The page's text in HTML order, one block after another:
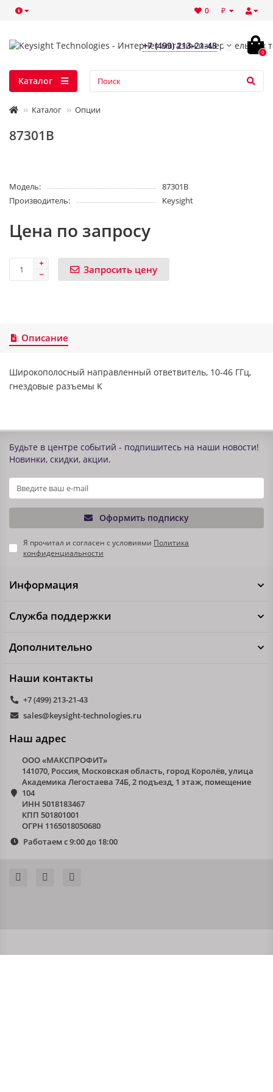
₽
0
+7 (499) 213-21-43
0
Каталог
Каталог Опции
87301B
Модель:
87301B
Производитель:
Keysight
Цена по запросу
Запросить цену
Описание
Широкополосный направленный ответвитель, 10-46 ГГц,
гнездовые разъемы K
Будьте в центре событий - подпишитесь на наши новости!
Новинки, скидки, акции.
Оформить подписку
Я прочитал и согласен с условиями Политика
конфиденциальности
Информация
Служба поддержки
Дополнительно
Наши контакты
+7 (499) 213-21-43
sales@keysight-technologies.ru
Наш адрес
ООО «МАКСПРОФИТ»
141070, Россия, Московская область, город Королёв, улица
Академика Легостаева 74Б, 2 подъезд, 1 этаж, помещение
104
ИНН 5018183467
КПП 501801001
ОГРН 1165018050680
Работаем с 9:00 до 18:00